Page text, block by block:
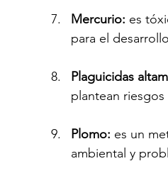
Mercurio: es
para el
Plaguicidas
plantean
Plomo: es un
ambiental y